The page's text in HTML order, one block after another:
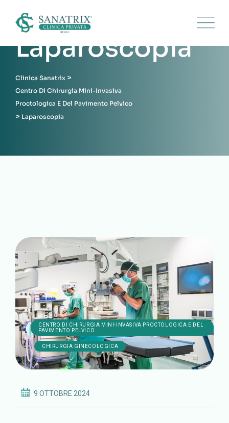
Laparoscopia
Clinica Sanatrix >
Centro Di Chirurgia Mini-Invasiva
Proctologica E Del Pavimento Pelvico
> Laparoscopia
CENTRO DI CHIRURGIA MINI-INVASIVA PROCTOLOGICA E DEL
PAVIMENTO PELVICO
, CHIRURGIA GINECOLOGICA
9 OTTOBRE 2024